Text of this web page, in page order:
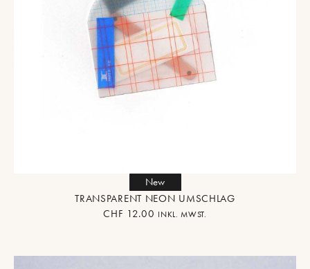
New
TRANSPARENT NEON UMSCHLAG
CHF 12.00 INKL. MWST.